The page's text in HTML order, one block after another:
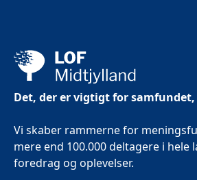
Det, der er vigtigt for
Vi skaber rammerne for
mere end 100.000 deltagere i hele
foredrag og oplevelser.